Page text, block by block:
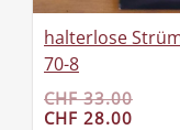
halterlose
70-8
CHF 33.00
CHF 28.00